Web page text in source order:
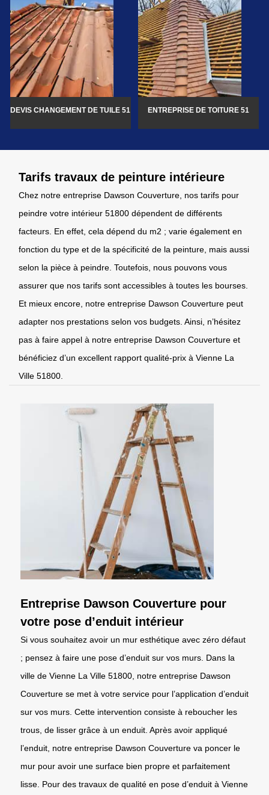
DEVIS CHANGEMENT DE TUILE 51 ENTREPRISE DE TOITURE 51
Tarifs travaux de peinture intérieure
Chez notre entreprise Dawson Couverture, nos tarifs pour
peindre votre intérieur 51800 dépendent de différents
facteurs. En effet, cela dépend du m2 ; varie également en
fonction du type et de la spécificité de la peinture, mais aussi
selon la pièce à peindre. Toutefois, nous pouvons vous
assurer que nos tarifs sont accessibles à toutes les bourses.
Et mieux encore, notre entreprise Dawson Couverture peut
adapter nos prestations selon vos budgets. Ainsi, n’hésitez
pas à faire appel à notre entreprise Dawson Couverture et
bénéficiez d’un excellent rapport qualité-prix à Vienne La
Ville 51800.
Entreprise Dawson Couverture pour
votre pose d’enduit intérieur
Si vous souhaitez avoir un mur esthétique avec zéro défaut
; pensez à faire une pose d’enduit sur vos murs. Dans la
ville de Vienne La Ville 51800, notre entreprise Dawson
Couverture se met à votre service pour l’application d’enduit
sur vos murs. Cette intervention consiste à reboucher les
trous, de lisser grâce à un enduit. Après avoir appliqué
l’enduit, notre entreprise Dawson Couverture va poncer le
mur pour avoir une surface bien propre et parfaitement
lisse. Pour des travaux de qualité en pose d’enduit à Vienne